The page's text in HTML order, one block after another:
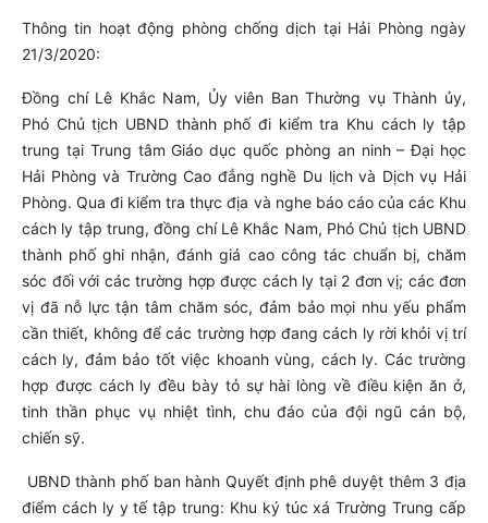
Thông tin hoạt động phòng chống dịch tại Hải Phòng ngày
21/3/2020:
Đồng chí Lê Khắc Nam, Ủy viên Ban Thường vụ Thành ủy,
Phó Chủ tịch UBND thành phố đi kiểm tra Khu cách ly tập
trung tại Trung tâm Giáo dục quốc phòng an ninh – Đại học
Hải Phòng và Trường Cao đẳng nghề Du lịch và Dịch vụ Hải
Phòng. Qua đi kiểm tra thực địa và nghe báo cáo của các Khu
cách ly tập trung, đồng chí Lê Khắc Nam, Phó Chủ tịch UBND
thành phố ghi nhận, đánh giá cao công tác chuẩn bị, chăm
sóc đối với các trường hợp được cách ly tại 2 đơn vị; các đơn
vị đã nỗ lực tận tâm chăm sóc, đảm bảo mọi nhu yếu phẩm
cần thiết, không để các trường hợp đang cách ly rời khỏi vị trí
cách ly, đảm bảo tốt việc khoanh vùng, cách ly. Các trường
hợp được cách ly đều bày tỏ sự hài lòng về điều kiện ăn ở,
tinh thần phục vụ nhiệt tình, chu đáo của đội ngũ cán bộ,
chiến sỹ.
UBND thành phố ban hành Quyết định phê duyệt thêm 3 địa
điểm cách ly y tế tập trung: Khu ký túc xá Trường Trung cấp